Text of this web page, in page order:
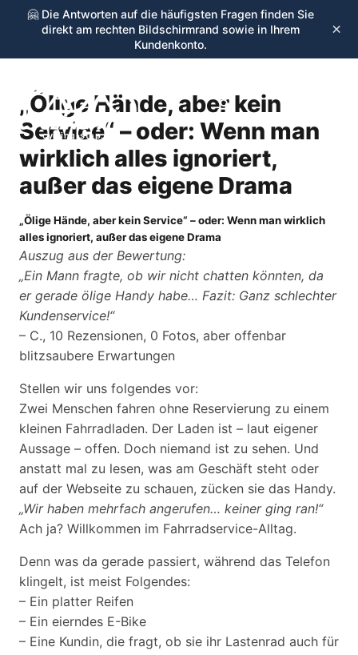
🤗 Die Antworten auf die häufigsten Fragen finden Sie
direkt am rechten Bildschirmrand sowie in Ihrem
Kundenkonto.
×
cycling-stop.de
„Ölige Hände, aber kein
Service“ – oder: Wenn man
wirklich alles ignoriert,
außer das eigene Drama
„Ölige Hände, aber kein Service“ – oder: Wenn man wirklich
alles ignoriert, außer das eigene Drama
Auszug aus der Bewertung:
„Ein Mann fragte, ob wir nicht chatten könnten, da
er gerade ölige Handy habe… Fazit: Ganz schlechter
Kundenservice!“
– C., 10 Rezensionen, 0 Fotos, aber offenbar
blitzsaubere Erwartungen
Stellen wir uns folgendes vor:
Zwei Menschen fahren ohne Reservierung zu einem
kleinen Fahrradladen. Der Laden ist – laut eigener
Aussage – offen. Doch niemand ist zu sehen. Und
anstatt mal zu lesen, was am Geschäft steht oder
auf der Webseite zu schauen, zücken sie das Handy.
„Wir haben mehrfach angerufen… keiner ging ran!“
Ach ja? Willkommen im Fahrradservice-Alltag.
Denn was da gerade passiert, während das Telefon
klingelt, ist meist Folgendes:
– Ein platter Reifen
– Ein eierndes E-Bike
– Eine Kundin, die fragt, ob sie ihr Lastenrad auch für